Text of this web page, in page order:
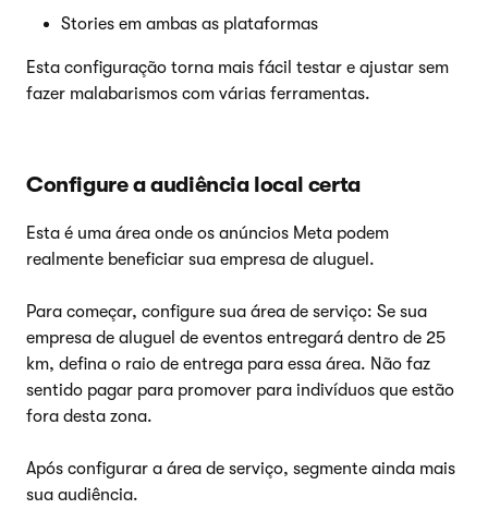
Stories em ambas as plataformas
Esta configuração torna mais fácil testar e ajustar sem
fazer malabarismos com várias ferramentas.
Configure a audiência local certa
Esta é uma área onde os anúncios Meta podem
realmente beneficiar sua empresa de aluguel.
Para começar, configure sua área de serviço: Se sua
empresa de aluguel de eventos entregará dentro de 25
km, defina o raio de entrega para essa área. Não faz
sentido pagar para promover para indivíduos que estão
fora desta zona.
Após configurar a área de serviço, segmente ainda mais
sua audiência.